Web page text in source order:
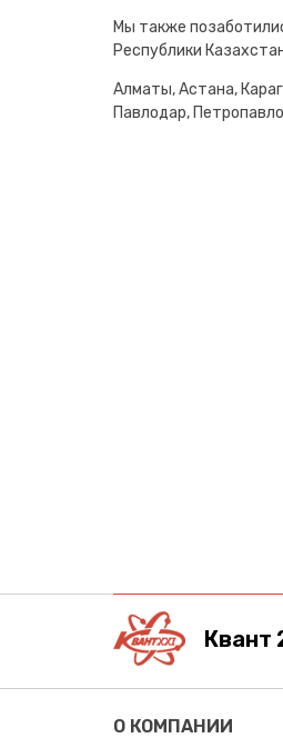
Мы также
Республики
Алматы, Астана,
Павлодар,
Квант
О КОМПАНИИ